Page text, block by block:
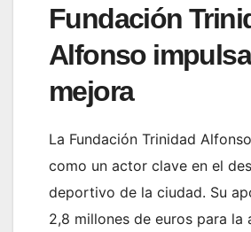
Fundación
Alfonso
mejora
La Fundación Trinidad
como un actor clave en el
deportivo de la ciudad. Su
2,8 millones de euros para la